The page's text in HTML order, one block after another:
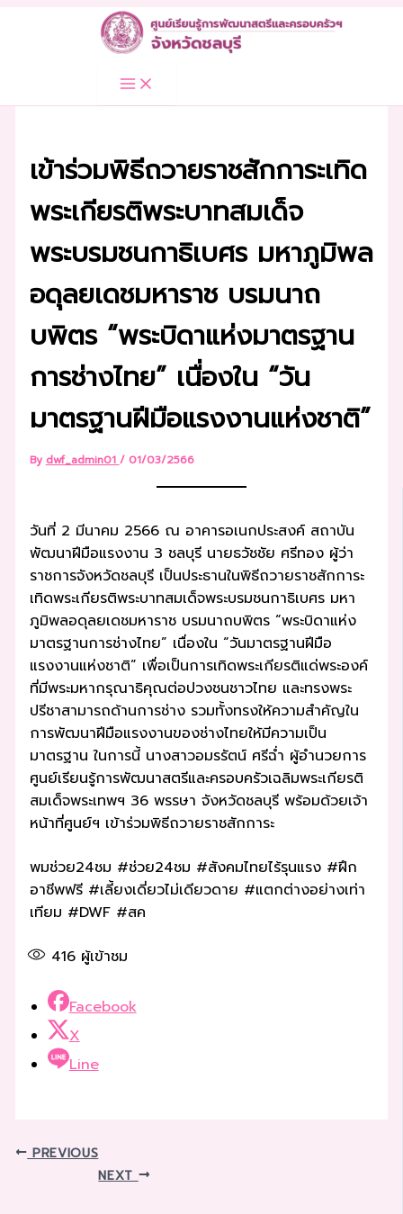
เข้าร่วมพิธีถวายราชสักการะเทิด
พระเกียรติพระบาทสมเด็จ
พระบรมชนกาธิเบศร มหาภูมิพล
อดุลยเดชมหาราช บรมนาถ
บพิตร “พระบิดาแห่งมาตรฐาน
การช่างไทย” เนื่องใน “วัน
มาตรฐานฝีมือแรงงานแห่งชาติ”
By dwf_admin01 / 01/03/2566
วันที่ 2 มีนาคม 2566 ณ อาคารอเนกประสงค์ สถาบัน
พัฒนาฝีมือแรงงาน 3 ชลบุรี นายธวัชชัย ศรีทอง ผู้ว่า
ราชการจังหวัดชลบุรี เป็นประธานในพิธีถวายราชสักการะ
เทิดพระเกียรติพระบาทสมเด็จพระบรมชนกาธิเบศร มหา
ภูมิพลอดุลยเดชมหาราช บรมนาถบพิตร “พระบิดาแห่ง
มาตรฐานการช่างไทย” เนื่องใน “วันมาตรฐานฝีมือ
แรงงานแห่งชาติ” เพื่อเป็นการเทิดพระเกียรติแด่พระองค์
ที่มีพระมหากรุณาธิคุณต่อปวงชนชาวไทย และทรงพระ
ปรีชาสามารถด้านการช่าง รวมทั้งทรงให้ความสำคัญใน
การพัฒนาฝีมือแรงงานของช่างไทยให้มีความเป็น
มาตรฐาน ในการนี้ นางสาวอมรรัตน์ ศรีฉ่ำ ผู้อำนวยการ
ศูนย์เรียนรู้การพัฒนาสตรีและครอบครัวเฉลิมพระเกียรติ
สมเด็จพระเทพฯ 36 พรรษา จังหวัดชลบุรี พร้อมด้วยเจ้า
หน้าที่ศูนย์ฯ เข้าร่วมพิธีถวายราชสักการะ
พมช่วย24ชม #ช่วย24ชม #สังคมไทยไร้รุนแรง #ฝึก
อาชีพฟรี #เลี้ยงเดี่ยวไม่เดียวดาย #แตกต่างอย่างเท่า
เทียม #DWF #สค
416ผู้เข้าชม
Facebook
X
Line
PREVIOUS
NEXT